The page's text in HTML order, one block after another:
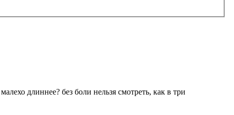
длиннее? без боли нельзя смотреть, как в три